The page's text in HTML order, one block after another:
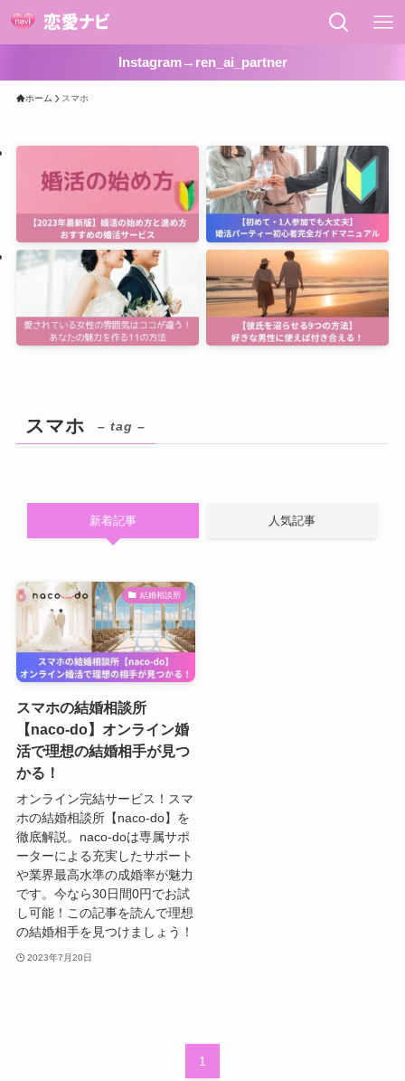
Instagram→ren_ai_partner
ホーム スマホ
スマホ – tag –
新着記事 人気記事
結婚相談所
スマホの結婚相談所
【naco-do】オンライン婚
活で理想の結婚相手が見つ
かる！
オンライン完結サービス！スマ
ホの結婚相談所【naco-do】を
徹底解説。naco-doは専属サポ
ーターによる充実したサポート
や業界最高水準の成婚率が魅力
です。今なら30日間0円でお試
し可能！この記事を読んで理想
の結婚相手を見つけましょう！
2023年7月20日
1